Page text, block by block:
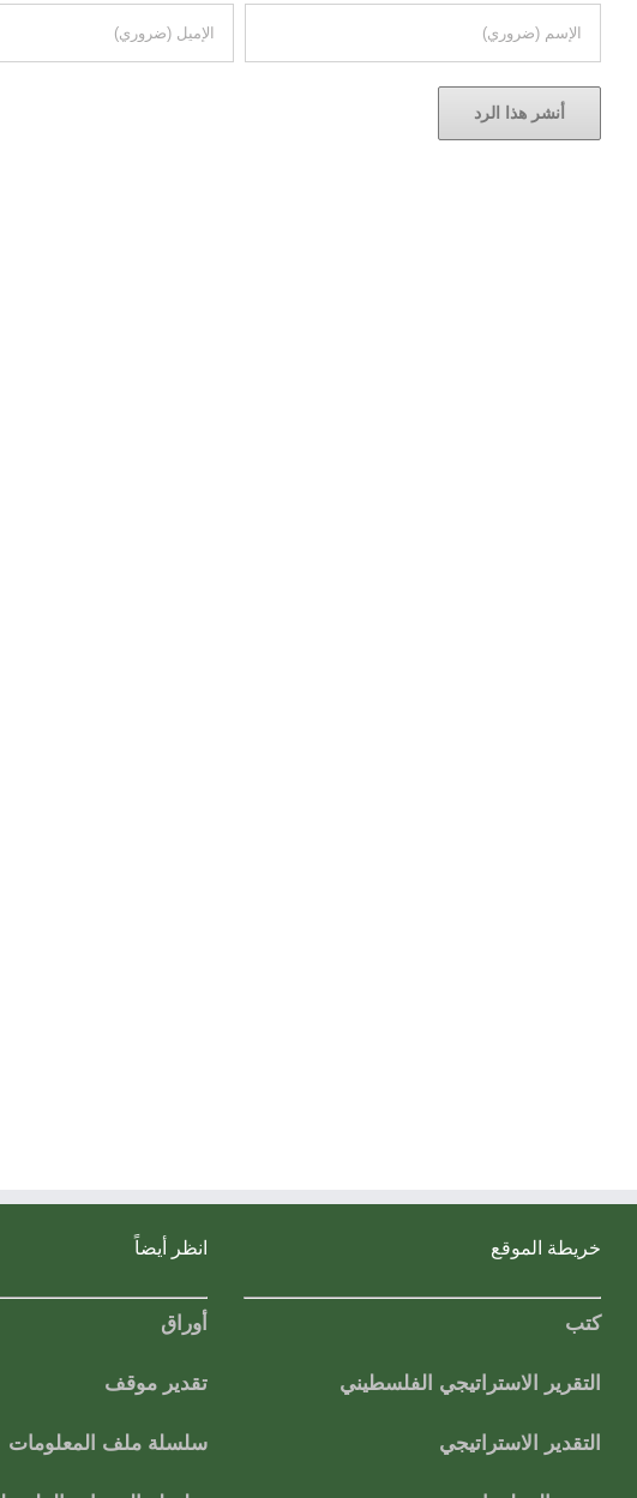
خريطة الموقع
كتب
التقرير الاستراتيجي الفلسطيني
التقدير الاستراتيجي
انظر أيضاً
أوراق
تقدير موقف
سلسلة ملف المعلومات